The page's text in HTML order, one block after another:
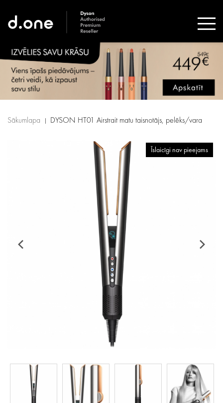
Sākumlapa DYSON HT01 Airstrait matu taisnotājs, pelēks/vara
Īslaicīgi nav pieejams